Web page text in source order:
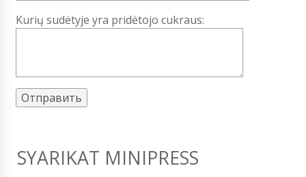
Kurių sudėtyje yra pridėtojo cukraus:
SYARIKAT MINIPRESS